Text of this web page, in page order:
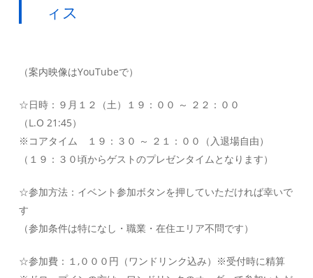
ィス
（案内映像はYouTubeで）
☆日時：９月１２（土）１９：００ ～ ２２：００
（L.O 21:45）
※コアタイム １９：３０ ～ ２１：００（入退場自由）
（１９：３０頃からゲストのプレゼンタイムとなります）
☆参加方法：イベント参加ボタンを押していただければ幸いで
す
（参加条件は特になし・職業・在住エリア不問です）
☆参加費：１,０００円（ワンドリンク込み）※受付時に精算